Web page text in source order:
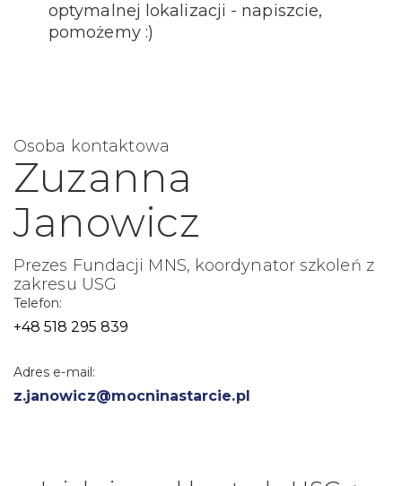
optymalnej lokalizacji - napiszcie,
pomożemy :)
Osoba kontaktowa
Zuzanna
Janowicz
Prezes Fundacji MNS, koordynator szkoleń z
zakresu USG
Telefon:
+48 518 295 839
Adres e-mail:
z.janowicz@mocninastarcie.pl